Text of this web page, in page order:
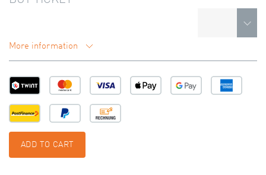
More information
ADD TO CART